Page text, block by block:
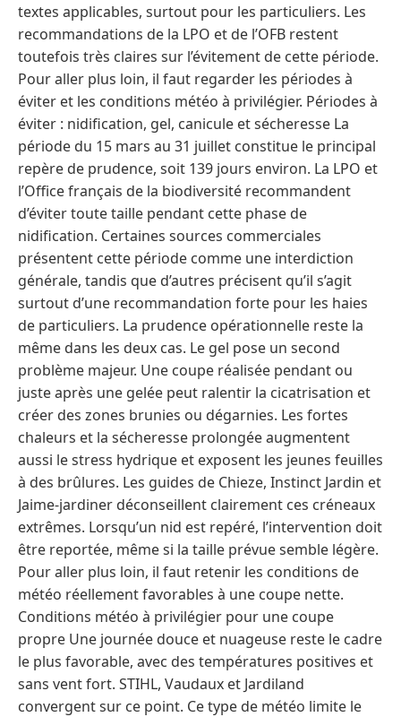
textes applicables, surtout pour les particuliers. Les
recommandations de la LPO et de l’OFB restent
toutefois très claires sur l’évitement de cette période.
Pour aller plus loin, il faut regarder les périodes à
éviter et les conditions météo à privilégier. Périodes à
éviter : nidification, gel, canicule et sécheresse La
période du 15 mars au 31 juillet constitue le principal
repère de prudence, soit 139 jours environ. La LPO et
l’Office français de la biodiversité recommandent
d’éviter toute taille pendant cette phase de
nidification. Certaines sources commerciales
présentent cette période comme une interdiction
générale, tandis que d’autres précisent qu’il s’agit
surtout d’une recommandation forte pour les haies
de particuliers. La prudence opérationnelle reste la
même dans les deux cas. Le gel pose un second
problème majeur. Une coupe réalisée pendant ou
juste après une gelée peut ralentir la cicatrisation et
créer des zones brunies ou dégarnies. Les fortes
chaleurs et la sécheresse prolongée augmentent
aussi le stress hydrique et exposent les jeunes feuilles
à des brûlures. Les guides de Chieze, Instinct Jardin et
Jaime-jardiner déconseillent clairement ces créneaux
extrêmes. Lorsqu’un nid est repéré, l’intervention doit
être reportée, même si la taille prévue semble légère.
Pour aller plus loin, il faut retenir les conditions de
météo réellement favorables à une coupe nette.
Conditions météo à privilégier pour une coupe
propre Une journée douce et nuageuse reste le cadre
le plus favorable, avec des températures positives et
sans vent fort. STIHL, Vaudaux et Jardiland
convergent sur ce point. Ce type de météo limite le